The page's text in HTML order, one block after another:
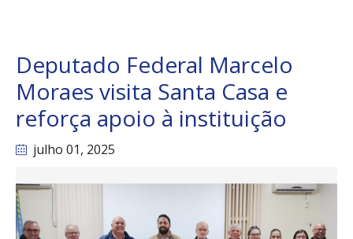
Deputado Federal Marcelo
Moraes visita Santa Casa e
reforça apoio à instituição
julho 01, 2025